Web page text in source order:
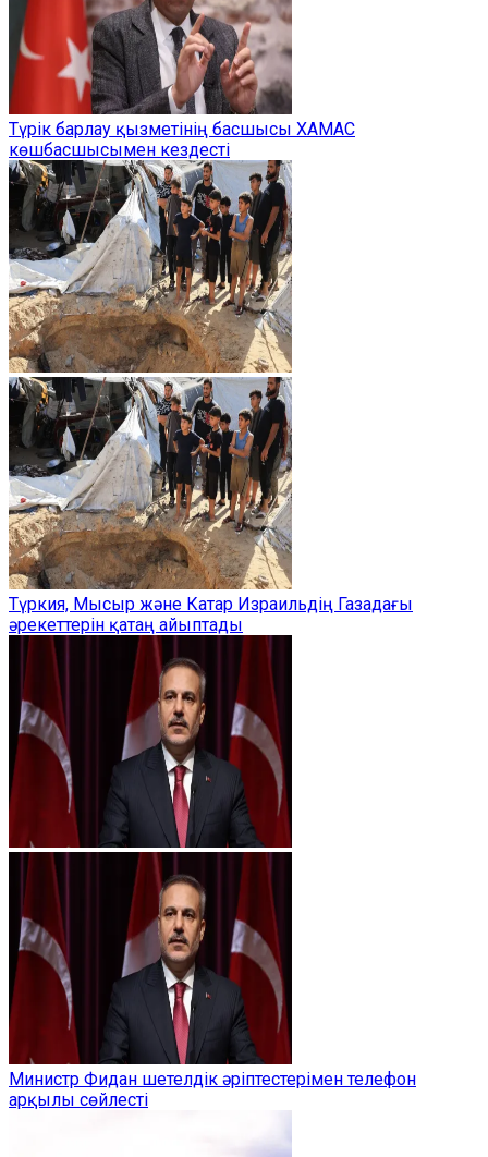
Түрік барлау қызметінің басшысы ХАМАС
көшбасшысымен кездесті
Түркия, Мысыр және Катар Израильдің Газадағы
әрекеттерін қатаң айыптады
Министр Фидан шетелдік әріптестерімен телефон
арқылы сөйлесті